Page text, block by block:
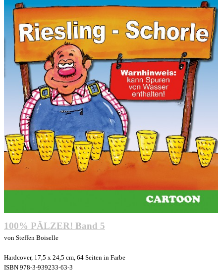
100% PÄLZER! Band 5
von Steffen Boiselle
Hardcover, 17,5 x 24,5 cm, 64 Seiten in Farbe
ISBN 978-3-939233-63-3